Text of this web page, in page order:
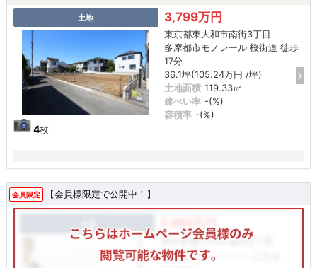
土地
4枚
3,799万円
東京都東大和市南街3丁目
多摩都市モノレール 桜街道 徒歩
17分
36.1坪(105.24万円 /坪)
土地面積 119.33㎡
建ぺい率 -(%)
容積率 -(%)
会員限定 【会員様限定で公開中！】